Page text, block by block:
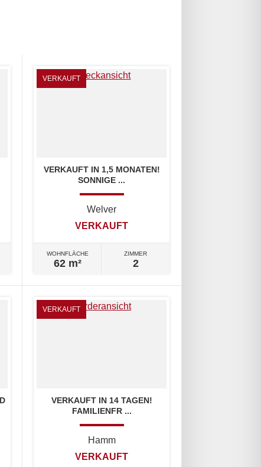
VERKAUFT
VERKAUFT IN 1,5 MONATEN!
SONNIGE ...
Welver
VERKAUFT
WOHNFLÄCHE
62 m²
ZIMMER
2
VERKAUFT
VERKAUFT IN 14 TAGEN!
FAMILIENFR ...
Hamm
VERKAUFT